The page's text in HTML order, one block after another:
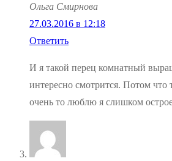
Ольга Смирнова
27.03.2016 в 12:18
Ответить
И я такой перец комнатный
интересно смотрится. Потом что
очень то люблю я слишком